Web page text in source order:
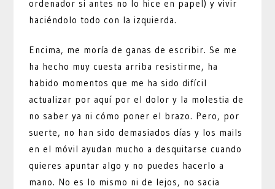
ordenador si antes no lo hice en papel) y vivir
haciéndolo todo con la izquierda.
Encima, me moría de ganas de escribir. Se me
ha hecho muy cuesta arriba resistirme, ha
habido momentos que me ha sido difícil
actualizar por aquí por el dolor y la molestia de
no saber ya ni cómo poner el brazo. Pero, por
suerte, no han sido demasiados días y los mails
en el móvil ayudan mucho a desquitarse cuando
quieres apuntar algo y no puedes hacerlo a
mano. No es lo mismo ni de lejos, no sacia